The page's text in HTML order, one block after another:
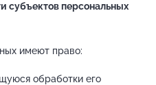
субъектов персональных
имеют право:
обработки его